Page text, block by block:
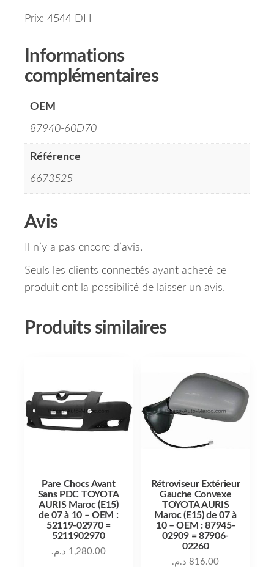
Prix: 4544 DH
Informations
complémentaires
OEM
87940-60D70
Référence
6673525
Avis
Il n’y a pas encore d’avis.
Seuls les clients connectés ayant acheté ce
produit ont la possibilité de laisser un avis.
Produits similaires
Pare Chocs Avant
Sans PDC TOYOTA
AURIS Maroc (E15)
de 07 à 10 – OEM :
52119-02970 =
5211902970
1,280.00 د.م.
Rétroviseur Extérieur
Gauche Convexe
TOYOTA AURIS
Maroc (E15) de 07 à
10 – OEM : 87945-
02909 = 87906-
02260
816.00 د.م.